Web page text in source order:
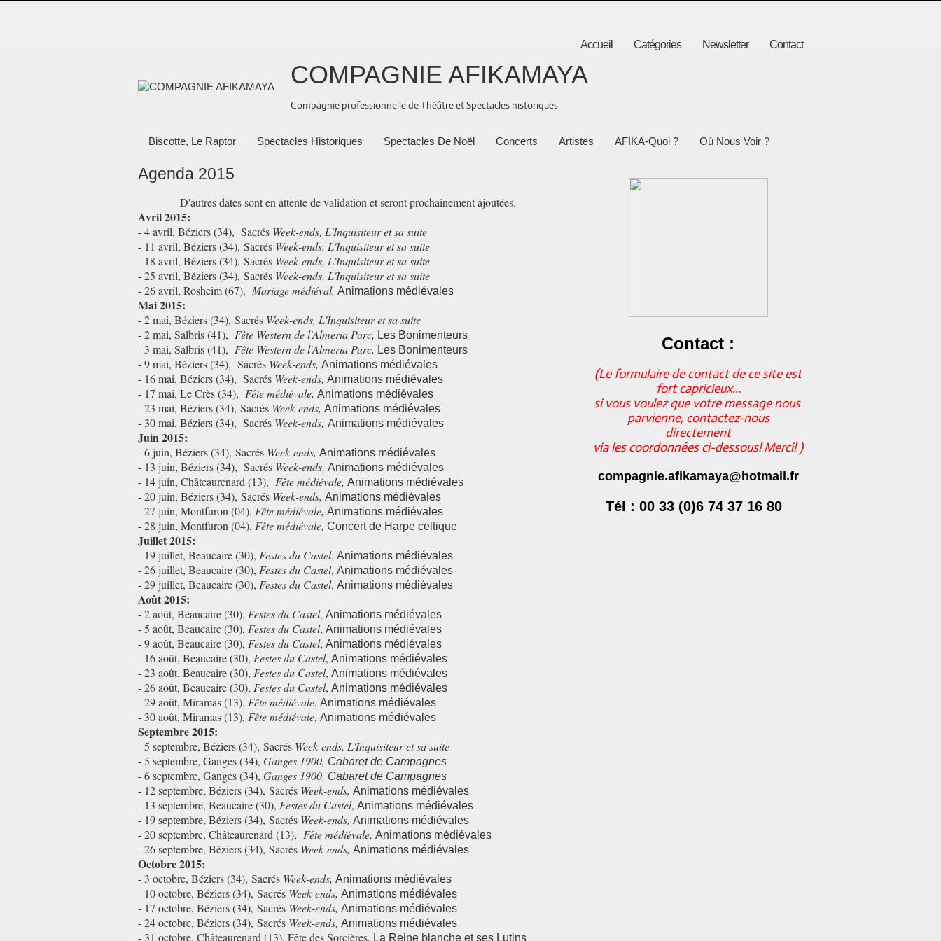
Accueil Catégories Newsletter Contact
COMPAGNIE AFIKAMAYA
Compagnie professionnelle de Théâtre et Spectacles historiques
Biscotte, Le Raptor Spectacles Historiques Spectacles De Noël Concerts Artistes AFIKA-Quoi ? Où Nous Voir ?
Agenda 2015
D'autres dates sont en attente de validation et seront prochainement ajoutées.
Avril 2015:
- 4 avril, Béziers (34), Sacrés Week-ends, L'Inquisiteur et sa suite
- 11 avril, Béziers (34), Sacrés Week-ends, L'Inquisiteur et sa suite
- 18 avril, Béziers (34), Sacrés Week-ends, L'Inquisiteur et sa suite
- 25 avril, Béziers (34), Sacrés Week-ends, L'Inquisiteur et sa suite
- 26 avril, Rosheim (67), Mariage médiéval, Animations médiévales
Mai 2015:
- 2 mai, Béziers (34), Sacrés Week-ends, L'Inquisiteur et sa suite
- 2 mai, Salbris (41), Fête Western de l'Almeria Parc, Les Bonimenteurs
- 3 mai, Salbris (41), Fête Western de l'Almeria Parc, Les Bonimenteurs
- 9mai, Béziers (34), Sacrés Week-ends, Animations médiévales
- 16 mai, Béziers (34), Sacrés Week-ends, Animations médiévales
- 17 mai, Le Crès (34), Fête médiévale, Animations médiévales
- 23 mai, Béziers (34), Sacrés Week-ends, Animations médiévales
- 30 mai, Béziers (34), Sacrés Week-ends, Animations médiévales
Juin 2015:
- 6 juin, Béziers (34), Sacrés Week-ends, Animations médiévales
- 13 juin, Béziers (34), Sacrés Week-ends, Animations médiévales
- 14 juin, Châteaurenard (13), Fête médiévale, Animations médiévales
- 20 juin, Béziers (34), Sacrés Week-ends, Animations médiévales
- 27 juin, Montfuron (04), Fête médiévale, Animations médiévales
- 28 juin, Montfuron (04), Fête médiévale, Concert de Harpe celtique
Juillet 2015:
- 19 juillet, Beaucaire (30), Festes du Castel, Animations médiévales
- 26 juillet, Beaucaire (30), Festes du Castel, Animations médiévales
- 29 juillet, Beaucaire (30), Festes du Castel, Animations médiévales
Août 2015:
- 2 août, Beaucaire (30), Festes du Castel, Animations médiévales
- 5 août, Beaucaire (30), Festes du Castel, Animations médiévales
- 9 août, Beaucaire (30), Festes du Castel, Animations médiévales
- 16 août, Beaucaire (30), Festes du Castel, Animations médiévales
- 23 août, Beaucaire (30), Festes du Castel, Animations médiévales
- 26 août, Beaucaire (30), Festes du Castel, Animations médiévales
- 29 août, Miramas (13), Fête médiévale, Animations médiévales
- 30 août, Miramas (13), Fête médiévale, Animations médiévales
Septembre 2015:
- 5 septembre, Béziers (34), Sacrés Week-ends, L'Inquisiteur et sa suite
- 5 septembre, Ganges (34), Ganges 1900, Cabaret de Campagnes
- 6 septembre, Ganges (34), Ganges 1900, Cabaret de Campagnes
- 12 septembre, Béziers (34), Sacrés Week-ends, Animations médiévales
- 13 septembre, Beaucaire (30), Festes du Castel, Animations médiévales
- 19 septembre, Béziers (34), Sacrés Week-ends, Animations médiévales
- 20 septembre, Châteaurenard (13), Fête médiévale, Animations médiévales
- 26 septembre, Béziers (34), Sacrés Week-ends, Animations médiévales
Octobre 2015:
- 3 octobre, Béziers (34), Sacrés Week-ends, Animations médiévales
- 10 octobre, Béziers (34), Sacrés Week-ends, Animations médiévales
- 17 octobre, Béziers (34), Sacrés Week-ends, Animations médiévales
- 24 octobre, Béziers (34), Sacrés Week-ends, Animations médiévales
- 31 octobre, Châteaurenard (13), Fête des Sorcières, La Reine blanche et ses Lutins
Contact :
(Le formulaire de contact de ce site est
fort capricieux...
si vous voulez que votre message nous
parvienne, contactez-nous
directement
via les coordonnées ci-dessous! Merci! )
compagnie.afikamaya@hotmail.fr
Tél : 00 33 (0)6 74 37 16 80